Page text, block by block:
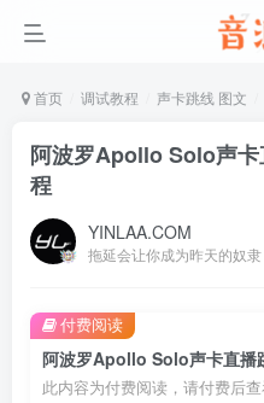
首页 调试教程 声卡跳线 图文
阿波罗Apollo Solo声
程
YINLAA.COM
拖延会让你成为昨天的奴隶
阿波罗Apollo Solo声卡直播
此内容为付费阅读，请付费后
付费阅读